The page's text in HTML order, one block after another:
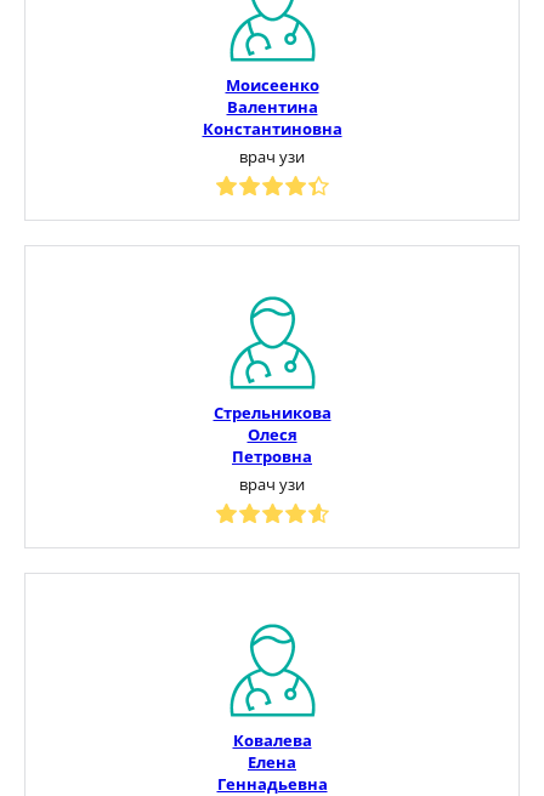
Моисеенко
Валентина
Константиновна
врач узи
Стрельникова
Олеся
Петровна
врач узи
Ковалева
Елена
Геннадьевна